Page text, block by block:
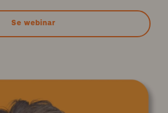
Se webinar